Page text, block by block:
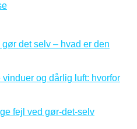
det selv – hvad er den
og dårlig luft: hvorfor
fejl ved gør-det-selv